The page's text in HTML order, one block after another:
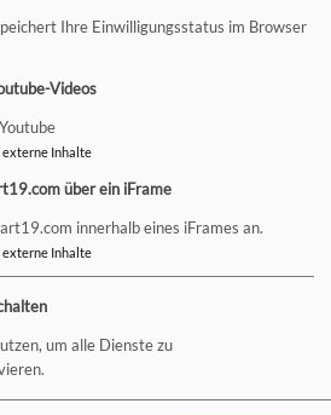
Sechs
Demokratie
Bad Neustadt an der Saale
wirkten mit bei einer
am vergangenen Freitag in
Stadtpfarrkirche.
Ihre Einwilligungsstatus im Browser
Videos
Inhalte
über ein iFrame
innerhalb eines iFrames an.
Inhalte
um alle Dienste zu